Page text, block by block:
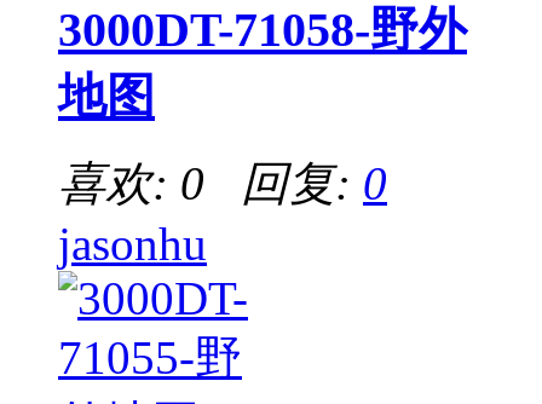
3000DT-71058-野外
地图
喜欢: 0 回复: 0
jasonhu